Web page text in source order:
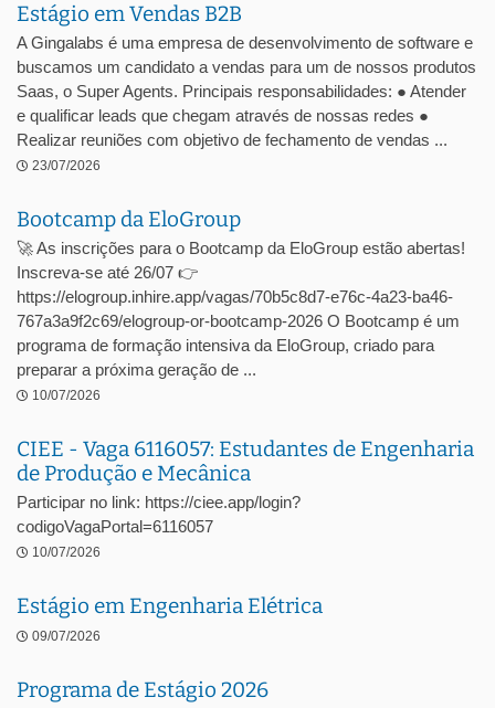
Estágio em Vendas B2B
A Gingalabs é uma empresa de desenvolvimento de software e
buscamos um candidato a vendas para um de nossos produtos
Saas, o Super Agents. Principais responsabilidades: ● Atender
e qualificar leads que chegam através de nossas redes ●
Realizar reuniões com objetivo de fechamento de vendas ...
23/07/2026
Bootcamp da EloGroup
🚀 As inscrições para o Bootcamp da EloGroup estão abertas!
Inscreva-se até 26/07 👉
https://elogroup.inhire.app/vagas/70b5c8d7-e76c-4a23-ba46-
767a3a9f2c69/elogroup-or-bootcamp-2026 O Bootcamp é um
programa de formação intensiva da EloGroup, criado para
preparar a próxima geração de ...
10/07/2026
CIEE - Vaga 6116057: Estudantes de Engenharia
de Produção e Mecânica
Participar no link: https://ciee.app/login?
codigoVagaPortal=6116057
10/07/2026
Estágio em Engenharia Elétrica
09/07/2026
Programa de Estágio 2026